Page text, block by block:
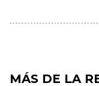
MÁS DE LA